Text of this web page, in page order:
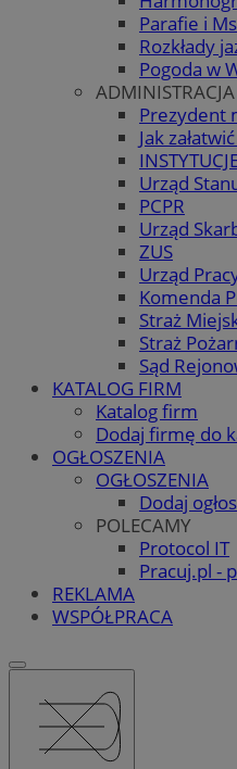
Parafie i
Rozkłady
Pogoda w
ADMINISTRACJA
Prezydent
Jak
Urząd
PCPR
Urząd
ZUS
Urząd
Komenda
Straż
Straż
Sąd
KATALOG FIRM
Katalog firm
Dodaj firmę do
OGŁOSZENIA
OGŁOSZENIA
Dodaj
POLECAMY
Protocol IT
Pracuj.pl -
REKLAMA
WSPÓŁPRACA